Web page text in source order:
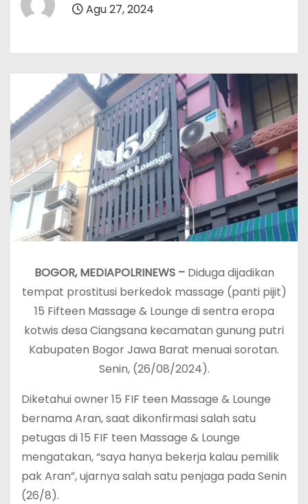
Agu 27, 2024
BOGOR, MEDIAPOLRINEWS – Diduga dijadikan
tempat prostitusi berkedok massage (panti pijit)
15 Fifteen Massage & Lounge di sentra eropa
kotwis desa Ciangsana kecamatan gunung putri
Kabupaten Bogor Jawa Barat menuai sorotan.
Senin, (26/08/2024).
Diketahui owner 15 FIF teen Massage & Lounge
bernama Aran, saat dikonfirmasi salah satu
petugas di 15 FIF teen Massage & Lounge
mengatakan, “saya hanya bekerja kalau pemilik
pak Aran”, ujarnya salah satu penjaga pada Senin
(26/8).